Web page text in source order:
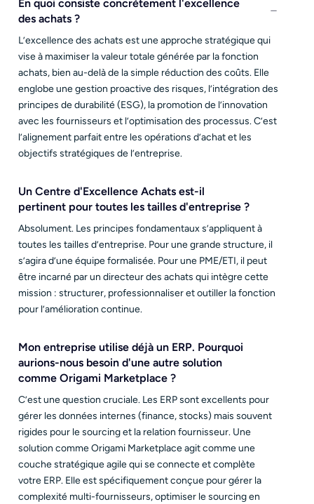
En quoi consiste concrètement l'excellence
des achats ?
L’excellence des achats est une approche stratégique qui
vise à maximiser la valeur totale générée par la fonction
achats, bien au-delà de la simple réduction des coûts. Elle
englobe une gestion proactive des risques, l’intégration des
principes de durabilité (ESG), la promotion de l’innovation
avec les fournisseurs et l’optimisation des processus. C’est
l’alignement parfait entre les opérations d’achat et les
objectifs stratégiques de l’entreprise.
Un Centre d'Excellence Achats est-il
pertinent pour toutes les tailles d'entreprise ?
Absolument. Les principes fondamentaux s’appliquent à
toutes les tailles d’entreprise. Pour une grande structure, il
s’agira d’une équipe formalisée. Pour une PME/ETI, il peut
être incarné par un directeur des achats qui intègre cette
mission : structurer, professionnaliser et outiller la fonction
pour l’amélioration continue.
Mon entreprise utilise déjà un ERP. Pourquoi
aurions-nous besoin d'une autre solution
comme Origami Marketplace ?
C’est une question cruciale. Les ERP sont excellents pour
gérer les données internes (finance, stocks) mais souvent
rigides pour le sourcing et la relation fournisseur. Une
solution comme Origami Marketplace agit comme une
couche stratégique agile qui se connecte et complète
votre ERP. Elle est spécifiquement conçue pour gérer la
complexité multi-fournisseurs, optimiser le sourcing en